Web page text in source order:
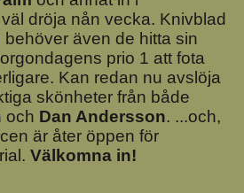
dröja nån vecka. Knivblad
behöver även de hitta sin
prio 1 att fota
Kan redan nu avslöja
skönheter från både
och Dan Andersson. ...och,
är åter öppen för
Välkomna in!